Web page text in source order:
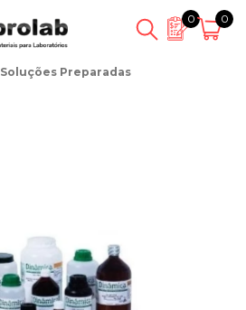
0 0
Soluções Preparadas